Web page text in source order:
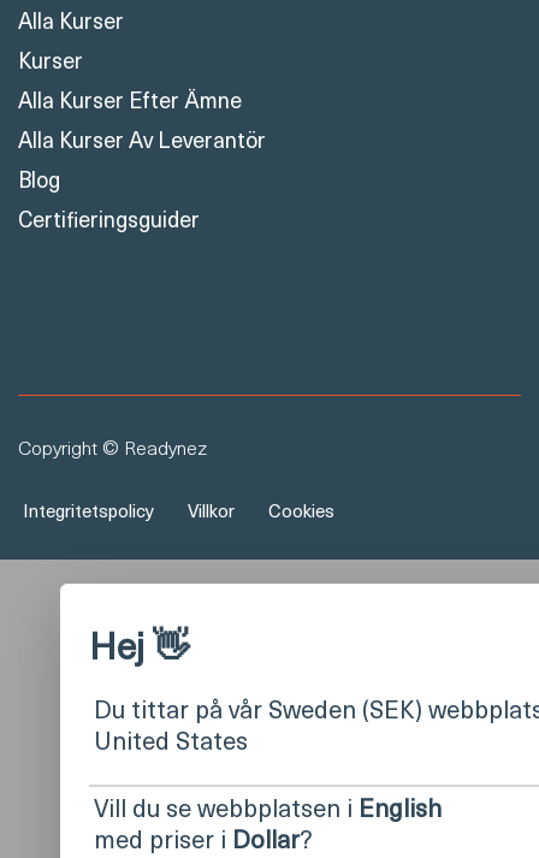
Alla Kurser
Kurser
Alla Kurser Efter Ämne
Alla Kurser Av Leverantör
Blog
Certifieringsguider
Copyright © Readynez
Integritetspolicy Villkor Cookies
Hej 👋
Du tittar på vår Sweden (SEK)
United States
Vill du se webbplatsen i English
med priser i Dollar?